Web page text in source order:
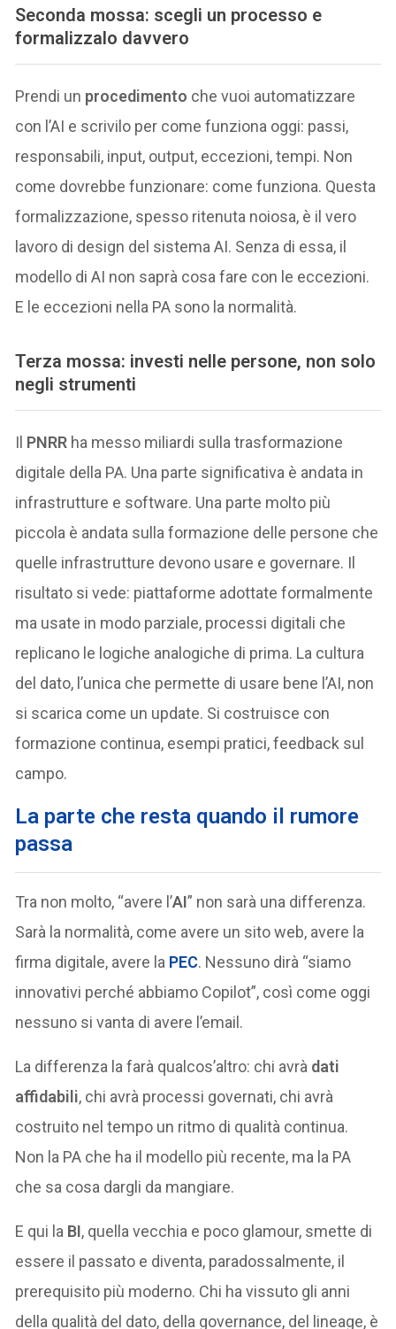
Seconda mossa: scegli un processo e
formalizzalo davvero
Prendi un procedimento che vuoi automatizzare
con l’AI e scrivilo per come funziona oggi: passi,
responsabili, input, output, eccezioni, tempi. Non
come dovrebbe funzionare: come funziona. Questa
formalizzazione, spesso ritenuta noiosa, è il vero
lavoro di design del sistema AI. Senza di essa, il
modello di AI non saprà cosa fare con le eccezioni.
E le eccezioni nella PA sono la normalità.
Terza mossa: investi nelle persone, non solo
negli strumenti
Il PNRR ha messo miliardi sulla trasformazione
digitale della PA. Una parte significativa è andata in
infrastrutture e software. Una parte molto più
piccola è andata sulla formazione delle persone che
quelle infrastrutture devono usare e governare. Il
risultato si vede: piattaforme adottate formalmente
ma usate in modo parziale, processi digitali che
replicano le logiche analogiche di prima. La cultura
del dato, l’unica che permette di usare bene l’AI, non
si scarica come un update. Si costruisce con
formazione continua, esempi pratici, feedback sul
campo.
La parte che resta quando il rumore
passa
Tra non molto, “avere l’AI” non sarà una differenza.
Sarà la normalità, come avere un sito web, avere la
firma digitale, avere la PEC. Nessuno dirà “siamo
innovativi perché abbiamo Copilot”, così come oggi
nessuno si vanta di avere l’email.
La differenza la farà qualcos’altro: chi avrà dati
affidabili, chi avrà processi governati, chi avrà
costruito nel tempo un ritmo di qualità continua.
Non la PA che ha il modello più recente, ma la PA
che sa cosa dargli da mangiare.
E qui la BI, quella vecchia e poco glamour, smette di
essere il passato e diventa, paradossalmente, il
prerequisito più moderno. Chi ha vissuto gli anni
della qualità del dato, della governance, del lineage, è